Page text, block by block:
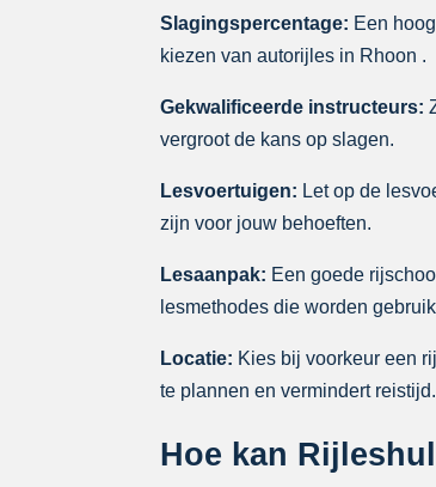
Slagingspercentage: Een
kiezen van autorijles in Rhoon .
Gekwalificeerde instructeurs:
vergroot de kans op slagen.
Lesvoertuigen: Let op de
zijn voor jouw behoeften.
Lesaanpak: Een goede
lesmethodes die worden
Locatie: Kies bij voorkeur een
te plannen en vermindert reistijd.
Hoe kan